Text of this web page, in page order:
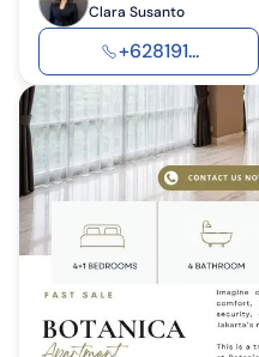
Clara Susanto
+628191...